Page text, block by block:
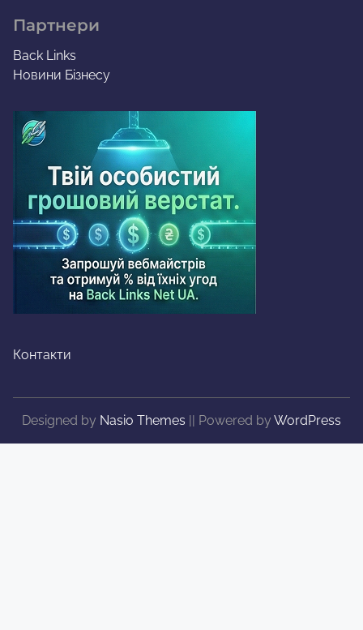
Партнери
Back Links
Новини Бізнесу
Контакти
Designed by Nasio Themes || Powered by WordPress